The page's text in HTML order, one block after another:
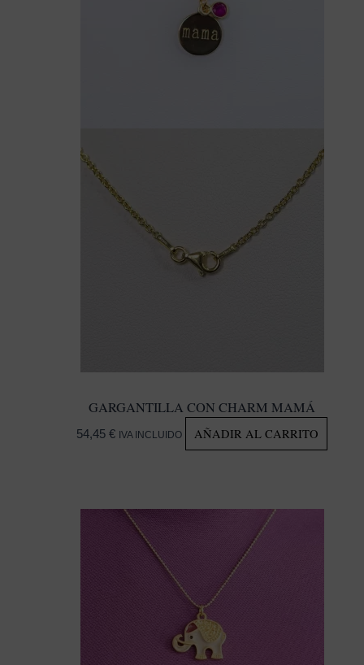
GARGANTILLA CON CHARM MAMÁ
54,45€ IVA INCLUIDO AÑADIR AL CARRITO